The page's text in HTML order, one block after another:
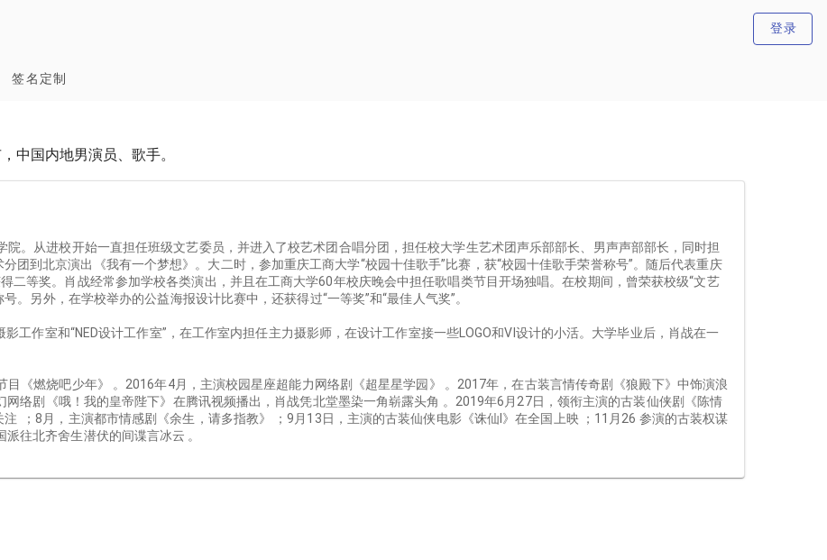
登录
签名定制
中国内地男演员、歌手。
。从进校开始一直担任班级文艺委员，并进入了校艺术团合唱分团，担任校大学生艺术团声乐部部长、男声声部部长，同时担
团到北京演出《我有一个梦想》。大二时，参加重庆工商大学“校园十佳歌手”比赛，获“校园十佳歌手荣誉称号”。随后代表重庆
二等奖。肖战经常参加学校各类演出，并且在工商大学60年校庆晚会中担任歌唱类节目开场独唱。在校期间，曾荣获校级“文艺
。另外，在学校举办的公益海报设计比赛中，还获得过“一等奖”和“最佳人气奖”。
工作室和“NED设计工作室”，在工作室内担任主力摄影师，在设计工作室接一些LOGO和VI设计的小活。大学毕业后，肖战在一
《燃烧吧少年》 。2016年4月，主演校园星座超能力网络剧《超星星学园》 。2017年，在古装言情传奇剧《狼殿下》中饰演浪
络剧《哦！我的皇帝陛下》在腾讯视频播出，肖战凭北堂墨染一角崭露头角 。2019年6月27日，领衔主演的古装仙侠剧《陈情
；8月，主演都市情感剧《余生，请多指教》 ；9月13日，主演的古装仙侠电影《诛仙I》在全国上映 ；11月26 参演的古装权谋
往北齐舍生潜伏的间谍言冰云 。